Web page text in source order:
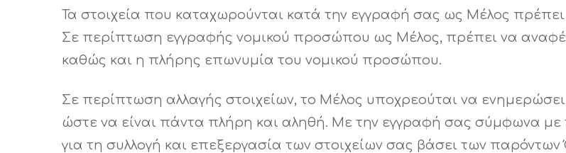
Τα στοιχεία που καταχωρούνται κατά την εγγραφή σας ως Μέλος
Σε περίπτωση εγγραφής νομικού προσώπου ως Μέλος, πρέπει να
καθώς και η πλήρης επωνυμία του νομικού προσώπου.
Σε περίπτωση αλλαγής στοιχείων, το Μέλος υποχρεούται να
ώστε να είναι πάντα πλήρη και αληθή. Με την εγγραφή σας σύμφωνα
για τη συλλογή και επεξεργασία των στοιχείων σας βάσει των